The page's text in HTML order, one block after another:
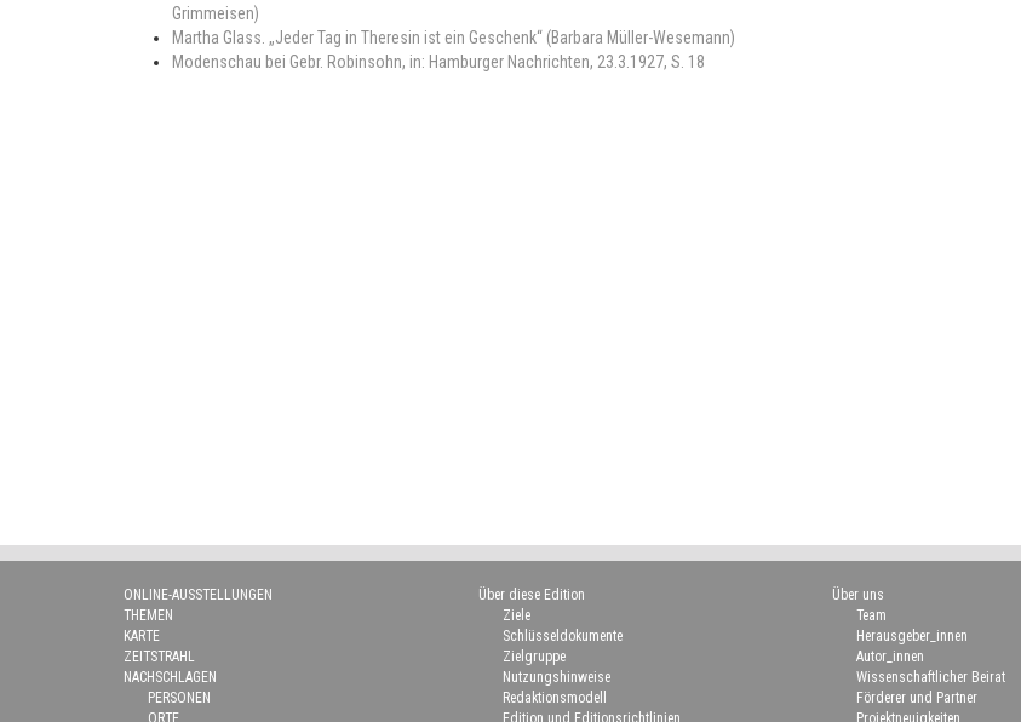
Grimmeisen)
Martha Glass. „Jeder Tag in Theresin ist ein Geschenk“ (Barbara Müller-Wesemann)
Modenschau bei Gebr. Robinsohn, in: Hamburger Nachrichten, 23.3.1927, S. 18
ONLINE-AUSSTELLUNGEN
THEMEN
KARTE
ZEITSTRAHL
NACHSCHLAGEN
PERSONEN
ORTE
Über diese Edition
Ziele
Schlüsseldokumente
Zielgruppe
Nutzungshinweise
Redaktionsmodell
Edition und Editionsrichtlinien
Über uns
Team
Herausgeber_innen
Autor_innen
Wissenschaftlicher Beirat
Förderer und Partner
Projektneuigkeiten